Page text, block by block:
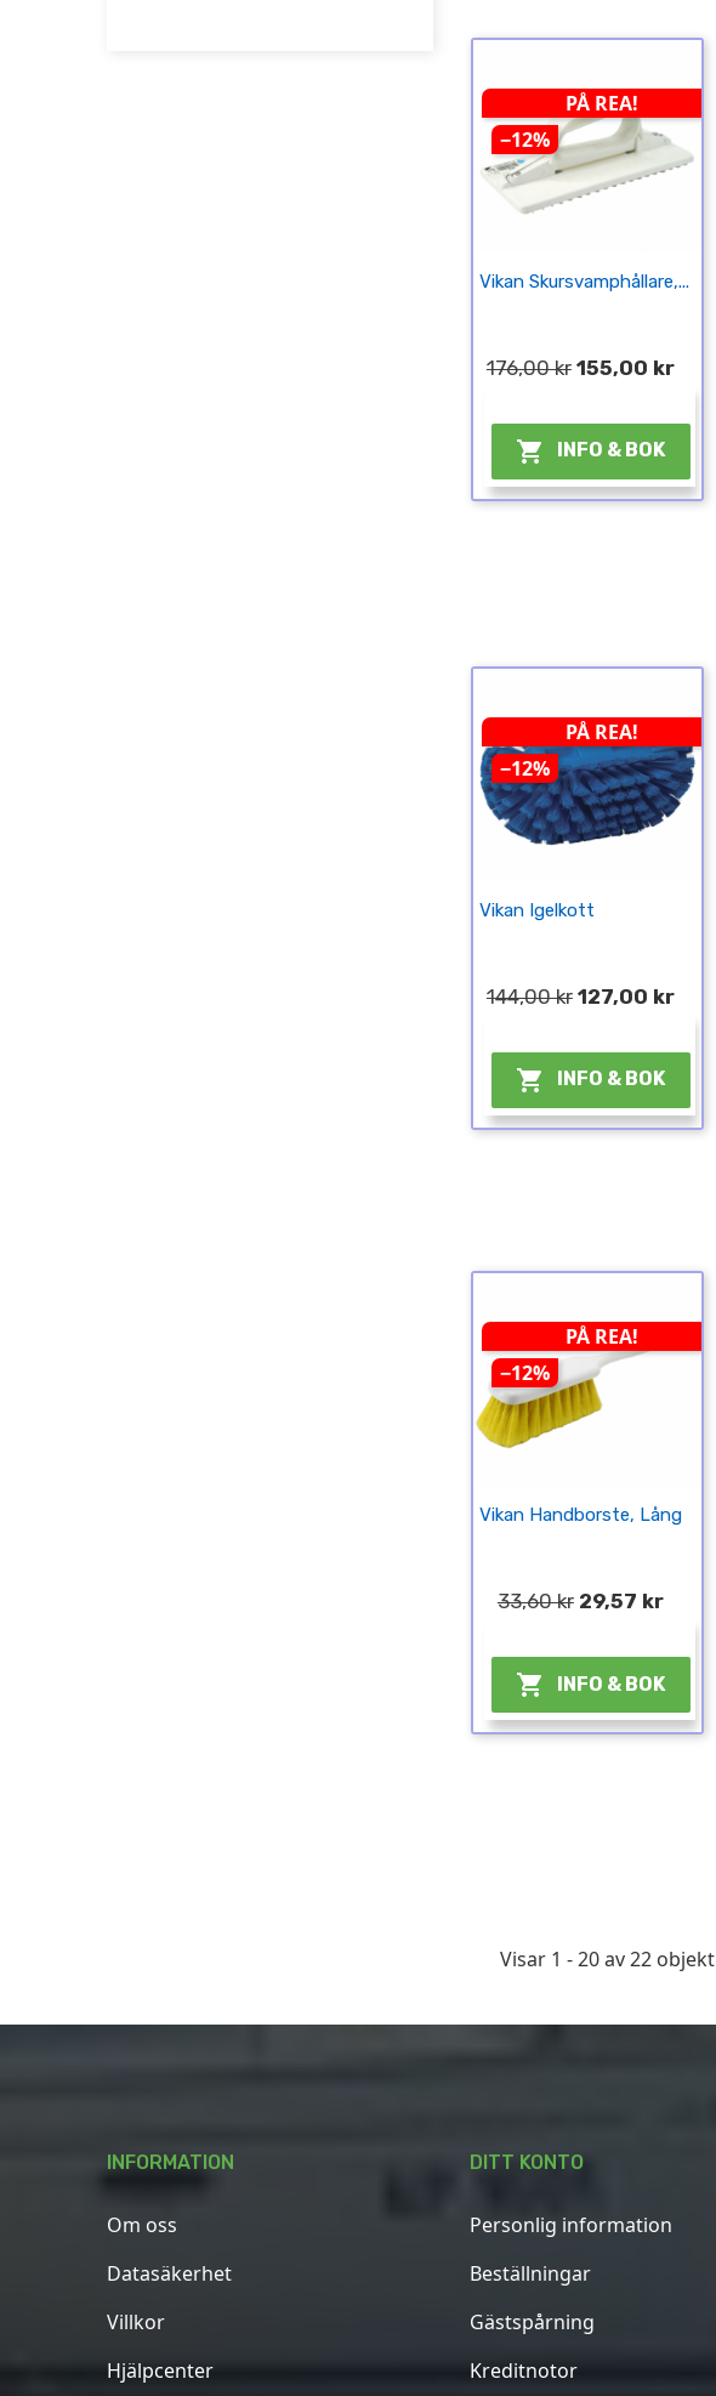
PÅ REA!
−12%
Vikan Skursvamphållare,...
176,00 kr 155,00 kr
 INFO & BOK
PÅ REA!
−12%
Vikan Igelkott
144,00 kr 127,00 kr
 INFO & BOK
PÅ REA!
−12%
Vikan Handborste, Lång
33,60 kr 29,57 kr
 INFO & BOK
Visar 1 - 20 av 22 objekt
INFORMATION
Om oss
Datasäkerhet
Villkor
Hjälpcenter
DITT KONTO
Personlig information
Beställningar
Gästspårning
Kreditnotor